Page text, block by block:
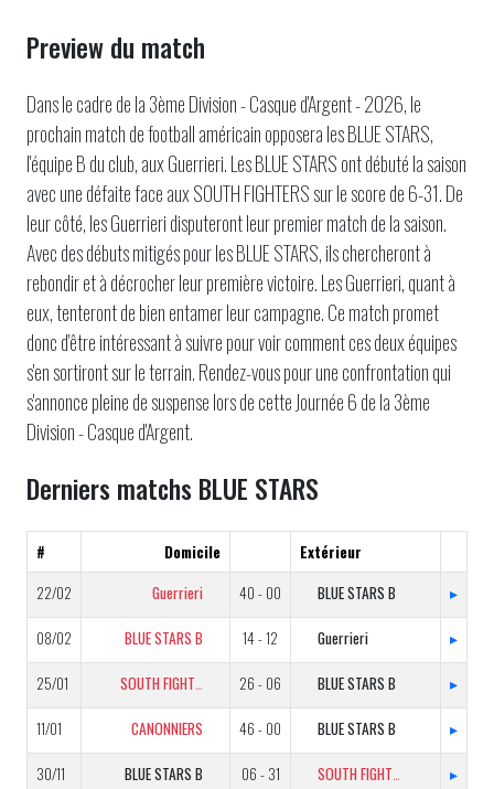
Preview du match
Dans le cadre de la 3ème Division - Casque d'Argent - 2026, le
prochain match de football américain opposera les BLUE STARS,
l'équipe B du club, aux Guerrieri. Les BLUE STARS ont débuté la saison
avec une défaite face aux SOUTH FIGHTERS sur le score de 6-31. De
leur côté, les Guerrieri disputeront leur premier match de la saison.
Avec des débuts mitigés pour les BLUE STARS, ils chercheront à
rebondir et à décrocher leur première victoire. Les Guerrieri, quant à
eux, tenteront de bien entamer leur campagne. Ce match promet
donc d'être intéressant à suivre pour voir comment ces deux équipes
s'en sortiront sur le terrain. Rendez-vous pour une confrontation qui
s'annonce pleine de suspense lors de cette Journée 6 de la 3ème
Division - Casque d'Argent.
Derniers matchs BLUE STARS
# Domicile
Extérieur
22/02
Guerrieri 40 - 00 BLUE STARS B ▸
08/02 BLUE STARS B 14 - 12 Guerrieri ▸
25/01 SOUTH FIGHTERS 26 - 06 BLUE STARS B ▸
11/01 CANONNIERS 46 - 00 BLUE STARS B ▸
30/11 BLUE STARS B 06 - 31 SOUTH FIGHTERS ▸